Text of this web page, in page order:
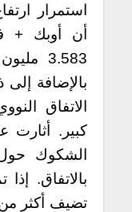
استمرار
أن أوبك +
3.583
بالإضافة
كبير. أثارت
الشكوك حول
بالاتفاق.
تضيف أكثر